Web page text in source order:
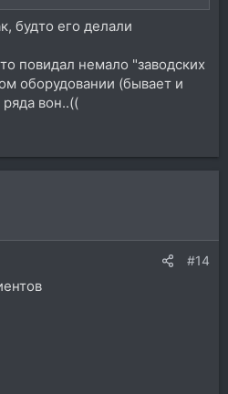
будто его делали
повидал немало "заводских
оборудовании (бывает и
вон..((
#14